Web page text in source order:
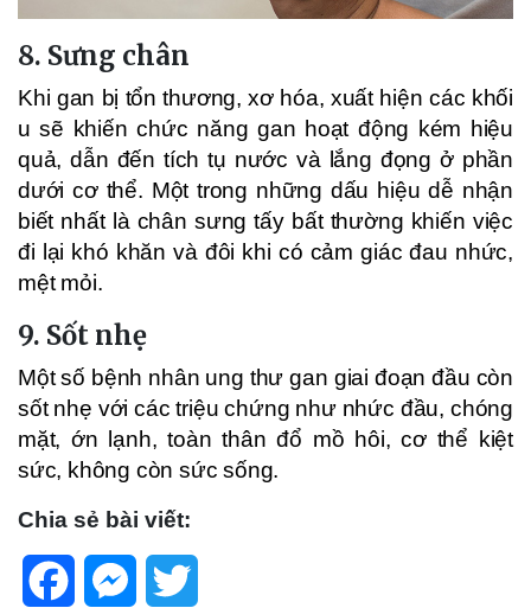
8. Sưng chân
Khi gan bị tổn thương, xơ hóa, xuất hiện các khối
u sẽ khiến chức năng gan hoạt động kém hiệu
quả, dẫn đến tích tụ nước và lắng đọng ở phần
dưới cơ thể. Một trong những dấu hiệu dễ nhận
biết nhất là chân sưng tấy bất thường khiến việc
đi lại khó khăn và đôi khi có cảm giác đau nhức,
mệt mỏi.
9. Sốt nhẹ
Một số bệnh nhân ung thư gan giai đoạn đầu còn
sốt nhẹ với các triệu chứng như nhức đầu, chóng
mặt, ớn lạnh, toàn thân đổ mồ hôi, cơ thể kiệt
sức, không còn sức sống.
Chia sẻ bài viết:
FacebookMessenger